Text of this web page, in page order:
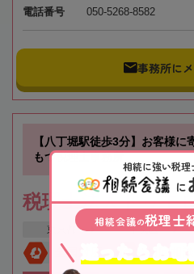
電話番号 050-5268-8582
事務所に
【八丁堀駅徒歩3分】お客様
もつ税理士事務所
税理士法人トゥモ
東京都 中央区
全国対応
相続に強い税理
に
相続会議の税理士